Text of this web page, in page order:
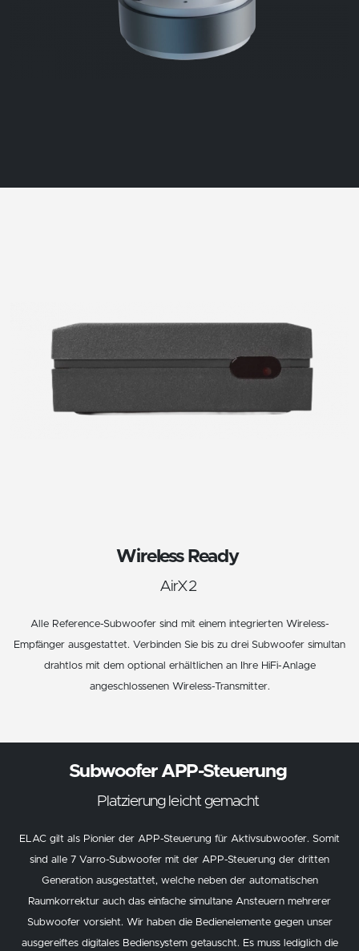
Wireless Ready
AirX2
Alle Reference-Subwoofer sind mit einem integrierten Wireless-
Empfänger ausgestattet. Verbinden Sie bis zu drei Subwoofer simultan
drahtlos mit dem optional erhältlichen an Ihre HiFi-Anlage
angeschlossenen Wireless-Transmitter.
Subwoofer APP-Steuerung
Platzierung leicht gemacht
ELAC gilt als Pionier der APP-Steuerung für Aktivsubwoofer. Somit
sind alle 7 Varro-Subwoofer mit der APP-Steuerung der dritten
Generation ausgestattet, welche neben der automatischen
Raumkorrektur auch das einfache simultane Ansteuern mehrerer
Subwoofer vorsieht. Wir haben die Bedienelemente gegen unser
ausgereiftes digitales Bediensystem getauscht. Es muss lediglich die